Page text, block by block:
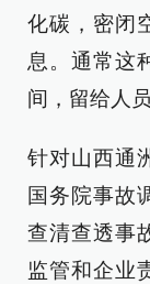
化碳，密闭
息。通常这
间，留给人
针对山西通
国务院事故
查清查透事
监管和企业